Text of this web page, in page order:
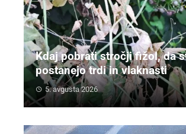
Kdaj pobrati stročji fižol, da
postanejo trdi in vlaknasti
5. avgusta 2026